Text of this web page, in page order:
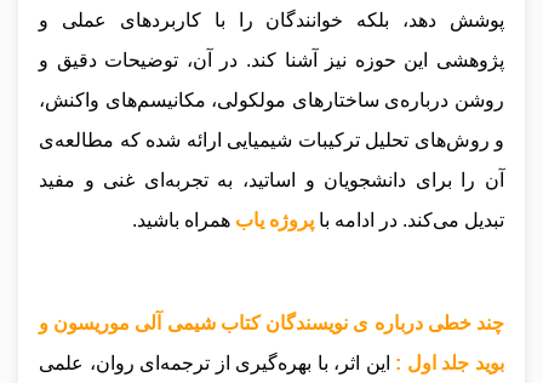
پوشش دهد، بلکه خوانندگان را با کاربردهای عملی و
پژوهشی این حوزه نیز آشنا کند. در آن، توضیحات دقیق و
روشن درباره‌ی ساختارهای مولکولی، مکانیسم‌های واکنش،
و روش‌های تحلیل ترکیبات شیمیایی ارائه شده که مطالعه‌ی
آن را برای دانشجویان و اساتید، به تجربه‌ای غنی و مفید
تبدیل می‌کند. در ادامه با پروژه یاب همراه باشید.
چند خطی درباره ی نویسندگان کتاب شیمی آلی موریسون و
بوید جلد اول : این اثر، با بهره‌گیری از ترجمه‌ای روان، علمی